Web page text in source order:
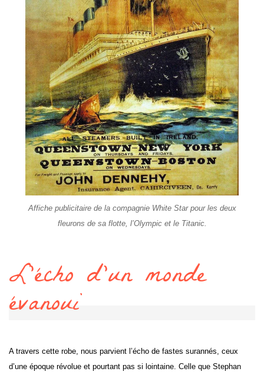
Affiche publicitaire de la compagnie White Star pour les deux
fleurons de sa flotte, l’Olympic et le Titanic.
L’écho d’un monde
évanoui
A travers cette robe, nous parvient l’écho de fastes surannés, ceux
d’une époque révolue et pourtant pas si lointaine. Celle que Stephan